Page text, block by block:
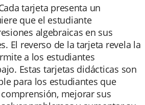
tarjeta presenta un
que el estudiante
algebraicas en sus
El reverso de la tarjeta revela la
a los estudiantes
Estas tarjetas didácticas son
para los estudiantes que
mejorar sus